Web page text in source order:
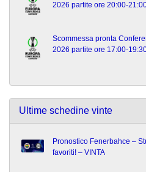
2026 partite ore 20:00-
Scommessa pronta
2026 partite ore 17:00-
Ultime schedine vinte
Pronostico Fenerbahce –
favoriti! – VINTA